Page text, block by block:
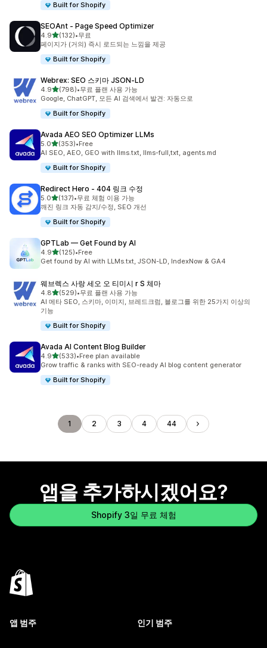
Built for Shopify
SEOAnt ‑ Page Speed Optimizer
4.9별 5개 중
(132)
총 리뷰 132개
•무료
페이지가 (거의) 즉시 로드되는 느낌을 제공
Built for Shopify
Webrex: SEO 스키마 JSON‑LD
4.9별 5개 중
(798)
총 리뷰 798개
•무료 플랜 사용 가능
Google, ChatGPT, 모든 AI 검색에서 발견: 자동으로
Built for Shopify
Avada AEO SEO Optimizer LLMs
5.0별 5개 중
(353)
총 리뷰 353개
•Free
AI SEO, AEO, GEO with llms.txt, llms-full,txt, agents.md
Built for Shopify
Redirect Hero ‑ 404 링크 수정
5.0별 5개 중
(137)
총 리뷰 137개
•무료 체험 이용 가능
깨진 링크 자동 감지/수정, SEO 개선
Built for Shopify
GPTLab — Get Found by AI
4.9별 5개 중
(125)
총 리뷰 125개
•Free
Get found by AI with LLMs.txt, JSON-LD, IndexNow & GA4
웨브렉스 사랑 세오 오 티미시 r S 체마
4.8별 5개 중
(529)
총 리뷰 529개
•무료 플랜 사용 가능
AI 메타 SEO, 스키마, 이미지, 브레드크럼, 블로그를 위한 25가지 이상의
기능
Built for Shopify
Avada AI Content Blog Builder
4.9별 5개 중
(533)
총 리뷰 533개
•Free plan available
Grow traffic & ranks with SEO-ready AI blog content generator
Built for Shopify
1 2 3 4 44
앱을 추가하시겠어요?
Shopify 3일 무료 체험
앱 범주 인기 범주